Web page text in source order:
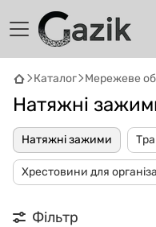
Каталог Мережеве
Натяжні
Натяжні зажими
Хрестовини для
Фільтр
GAZIK AI
Онлайн · пошук
Привіт! 👋 Я